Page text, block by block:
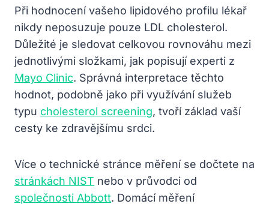
Při hodnocení vašeho lipidového profilu lékař
nikdy neposuzuje pouze LDL cholesterol.
Důležité je sledovat celkovou rovnováhu mezi
jednotlivými složkami, jak popisují experti z
Mayo Clinic. Správná interpretace těchto
hodnot, podobně jako při využívání služeb
typu cholesterol screening, tvoří základ vaší
cesty ke zdravějšímu srdci.
Více o technické stránce měření se dočtete na
stránkách NIST nebo v průvodci od
společnosti Abbott. Domácí měření